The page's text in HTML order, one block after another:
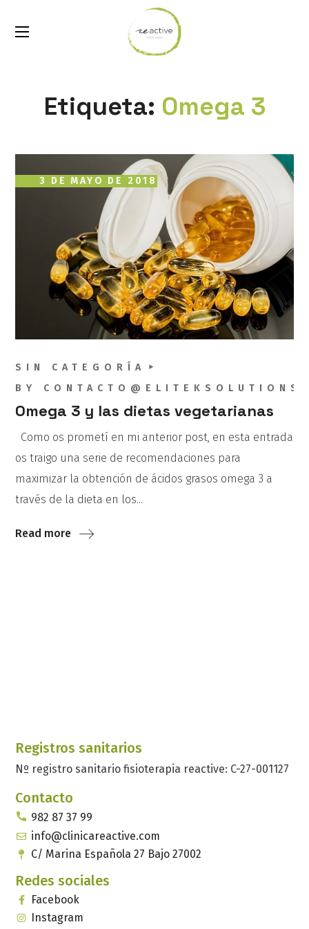
Etiqueta: Omega 3
3 DE MAYO DE 2018
SIN CATEGORÍA
BY
Omega 3 y las dietas vegetarianas
Como os prometí en mi anterior post, en esta entrada
os traigo una serie de recomendaciones para
maximizar la obtención de ácidos grasos omega 3 a
través de la dieta en los...
Read more
Registros sanitarios
Nº registro sanitario fisioterapia reactive: C-27-001127
Contacto
982 87 37 99
info@clinicareactive.com
C/ Marina Española 27 Bajo 27002
Redes sociales
Facebook
Instagram